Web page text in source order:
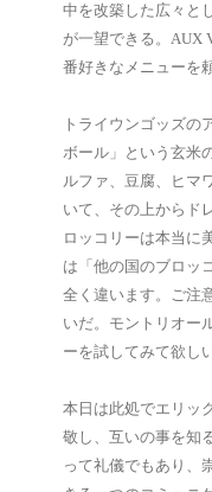
中を改築した広々と
が一望できる。AUX
番好きなメニューを
トライウンゴッズの
ボール」という玄米
ルファ、豆腐、ヒマ
いて、その上からド
ロッコリーは本当に
は「他の国のブロッ
全く違います。ご注
いだ。モントリオー
ーを試してみて欲し
本日は此処でエリッ
敬し、互いの事を知
って礼儀でもあり、